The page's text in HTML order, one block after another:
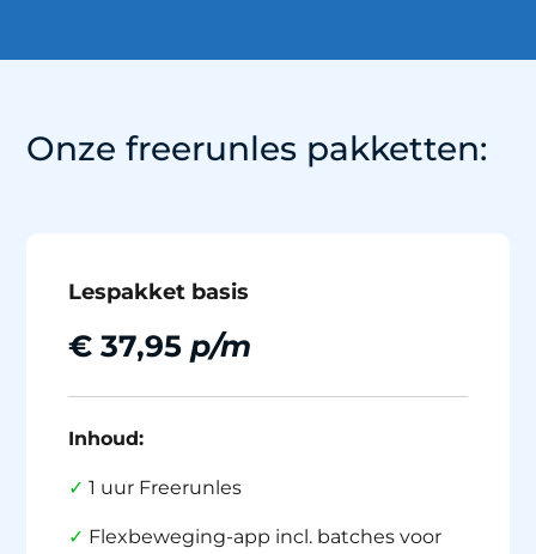
Onze freerunles pakketten:
Lespakket basis
€ 37,95p/m
Inhoud:
✓ 1 uur Freerunles
✓ Flexbeweging-app incl. batches voor